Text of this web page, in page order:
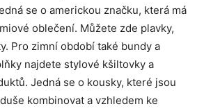
se o americkou značku, která má
oblečení. Můžete zde plavky,
Pro zimní období také bundy a
najdete stylové kšiltovky a
Jedná se o kousky, které jsou
kombinovat a vzhledem ke